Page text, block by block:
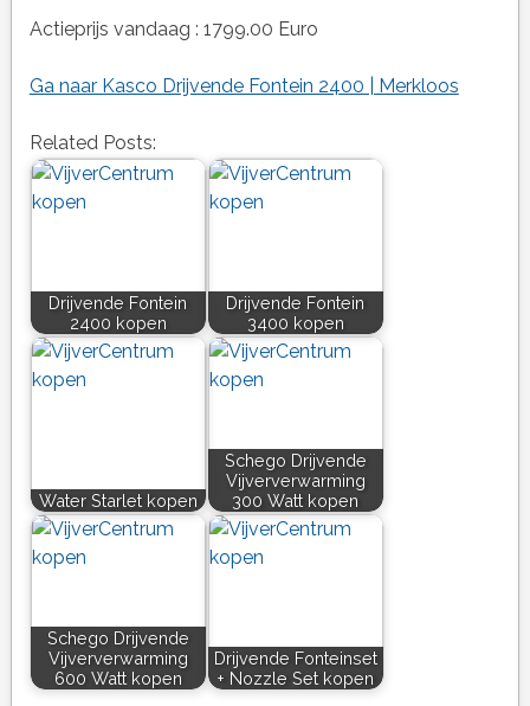
Actieprijs vandaag : 1799.00 Euro
Ga naar Kasco Drijvende Fontein 2400 | Merkloos
Related Posts:
Drijvende Fontein
2400 kopen
Drijvende Fontein
3400 kopen
Water Starlet kopen
Schego Drijvende
Vijververwarming
300 Watt kopen
Schego Drijvende
Vijververwarming
600 Watt kopen
Drijvende Fonteinset
+ Nozzle Set kopen